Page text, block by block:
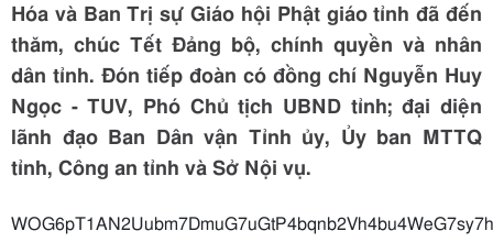
Hóa và Ban Trị sự Giáo hội Phật giáo tỉnh đã đến
thăm, chúc Tết Đảng bộ, chính quyền và nhân
dân tỉnh. Đón tiếp đoàn có đồng chí Nguyễn Huy
Ngọc - TUV, Phó Chủ tịch UBND tỉnh; đại diện
lãnh đạo Ban Dân vận Tỉnh ủy, Ủy ban MTTQ
tỉnh, Công an tỉnh và Sở Nội vụ.